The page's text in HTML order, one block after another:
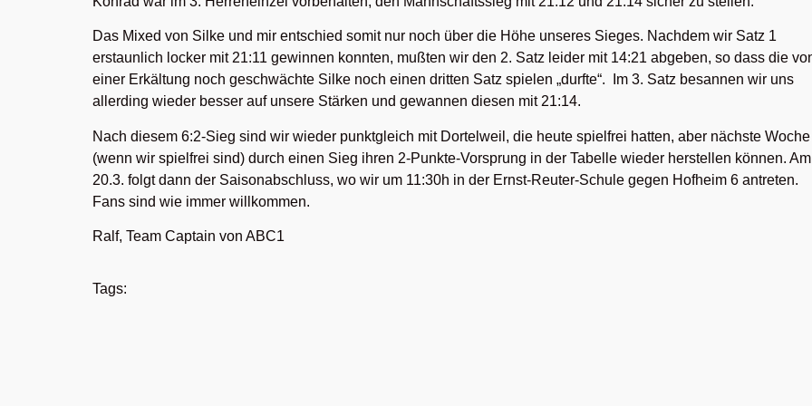
Das Mixed von Silke und mir entschied somit nur noch über die Höhe unseres Sieges. Nachdem wir Satz 1
erstaunlich locker mit 21:11 gewinnen konnten, mußten wir den 2. Satz leider mit 14:21 abgeben, so dass die
einer Erkältung noch geschwächte Silke noch einen dritten Satz spielen „durfte“. Im 3. Satz besannen wir uns
allerding wieder besser auf unsere Stärken und gewannen diesen mit 21:14.
Nach diesem 6:2-Sieg sind wir wieder punktgleich mit Dortelweil, die heute spielfrei hatten, aber nächste Woche
(wenn wir spielfrei sind) durch einen Sieg ihren 2-Punkte-Vorsprung in der Tabelle wieder herstellen können. Am
20.3. folgt dann der Saisonabschluss, wo wir um 11:30h in der Ernst-Reuter-Schule gegen Hofheim 6 antreten.
Fans sind wie immer willkommen.
Ralf, Team Captain von ABC1
Tags: